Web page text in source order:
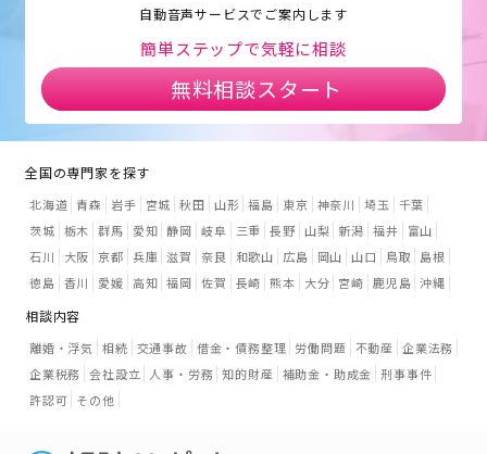
自動音声サービスでご案内します
簡単ステップで気軽に相談
無料相談スタート
全国の専門家を探す
北海道 青森 岩手 宮城 秋田 山形 福島 東京 神奈川 埼玉
千葉
茨城 栃木 群馬 愛知 静岡 岐阜 三重 長野 山梨 新潟 福井
富山
石川
大阪 京都 兵庫 滋賀 奈良 和歌山 広島 岡山 山口 鳥取
島根
徳島 香川 愛媛 高知 福岡 佐賀 長崎 熊本 大分 宮崎 鹿児島 沖縄
相談内容
離婚・浮気 相続 交通事故 借金・債務整理 労働問題 不動産 企業法務
企業税務 会社設立 人事・労務 知的財産 補助金・助成金 刑事事件
許認可 その他